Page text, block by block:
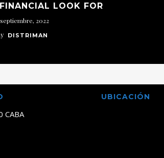
LOOK FOR
2022
DISTRIMAN
CABA
UBICACIÓN